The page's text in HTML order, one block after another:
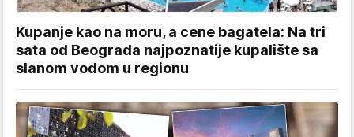
Kupanje kao na moru, a cene bagatela: Na tri
sata od Beograda najpoznatije kupalište sa
slanom vodom u regionu